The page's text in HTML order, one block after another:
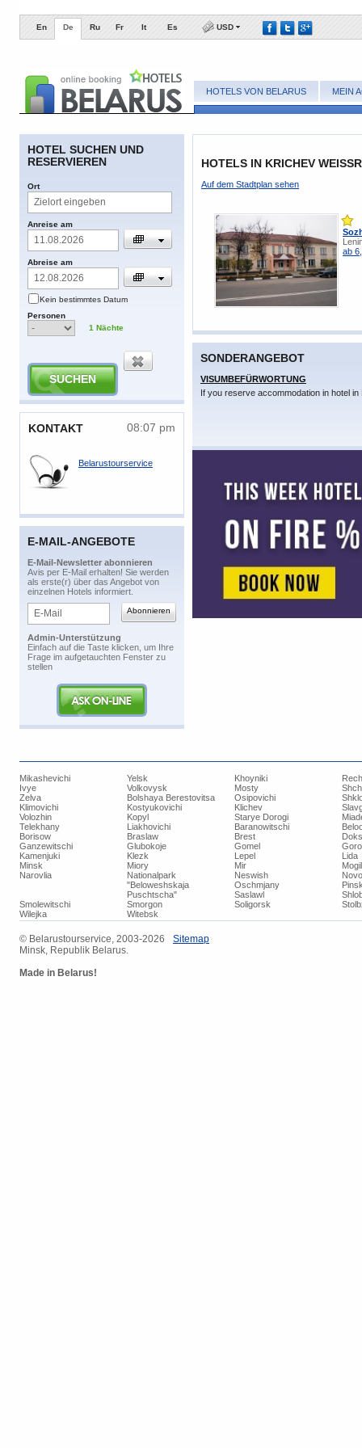
En De Ru Fr It Es USD
HOTELS VON BELARUS MEIN
​HOTEL SUCHEN UND
RESERVIEREN
​Ort
​Anreise am
​Abreise am
​Kein bestimmtes Datum
​Personen
1 ​Nächte
​KONTAKT 08:07 pm
Belarustourservice
E-MAIL-ANGEBOTE
​E-Mail-Newsletter abonnieren
​Avis per E-Mail erhalten! Sie werden
als erste(r) über das Angebot von
einzelnen Hotels informiert.
Admin-Unterstützung
​Einfach auf die Taste klicken, um Ihre
Frage im aufgetauchten Fenster zu
stellen
HOTELS IN KRICHEV
​Auf dem Stadtplan sehen
ab
SONDERANGEBOT
VISUMBEFÜRWORTUNG
If you reserve accommodation in hotel
Mikashevichi Yelsk Khoyniki
Ivye
Volkovysk Mosty
Zelva
Bolshaya Berestovitsa Osipovichi
Klimovichi
Kostyukovichi Klichev
Volozhin
Kopyl Starye Dorogi
Telekhany
Liakhovichi Baranowitschi
Borisow
Braslaw Brest
Ganzewitschi
Glubokoje Gomel
Kamenjuki
Klezk Lepel
Lida
Minsk
Miory Mir
Narovlia
Nationalpark
"Beloweshskaja
Puschtscha"
Neswish
Oschmjany
Saslawl
Smolewitschi
Smorgon Soligorsk
Wilejka
Witebsk
© ​Belarustourservice, 2003-2026
Minsk, Republik Belarus.
Made in Belarus!
​Sitemap